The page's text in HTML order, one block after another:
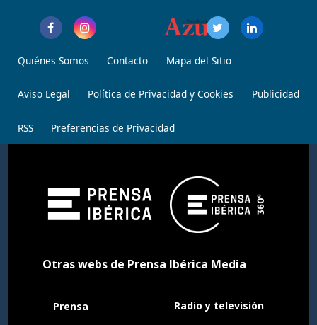
Quiénes Somos Contacto Mapa del Sitio
Aviso Legal Política de Privacidad y Cookies Publicidad
RSS Preferencias de Privacidad
Otras webs de Prensa Ibérica Media
Prensa Radio y televisión